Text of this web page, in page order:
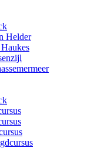
Helder